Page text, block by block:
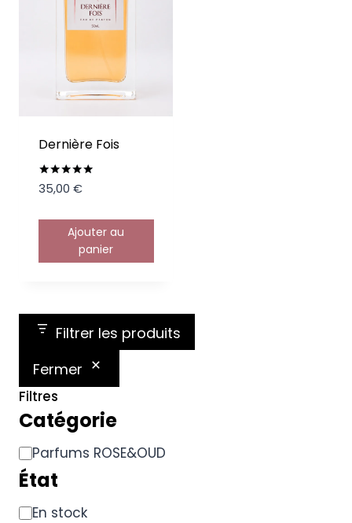
Dernière Fois
Note
5.00
35,00 €
Ajouter au
panier
Filtrer les produits
Fermer
Filtres
Catégorie
Catégorie
Parfums ROSE&OUD
État
Disponibilité
En stock